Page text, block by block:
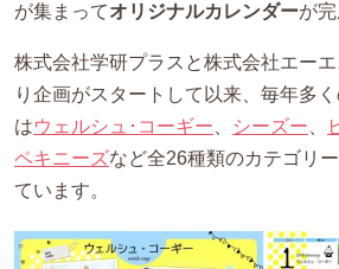
が集まってオリジナルカレンダーが完
株式会社学研プラスと株式会社エー
り企画がスタートして以来、毎年多
はウェルシュ･コーギー シーズー
ペキニーズなど全26種類のカテゴリ
ています。